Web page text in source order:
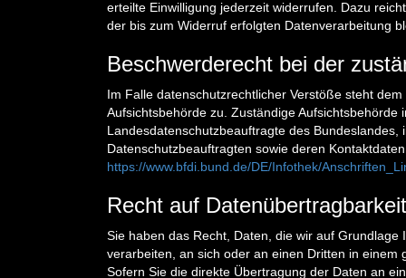
erteilte Einwilligung jederzeit widerrufen. Dazu
der bis zum Widerruf erfolgten Datenverarbeitung
Beschwerderecht bei der
Im Falle datenschutzrechtlicher Verstöße steht
Aufsichtsbehörde zu. Zuständige
Landesdatenschutzbeauftragte des
Datenschutzbeauftragten sowie deren
https://www.bfdi.bund.de/DE/Infothek/
Recht auf Datenübertragbarkeit
Sie haben das Recht, Daten, die wir auf
verarbeiten, an sich oder an einen Dritten in
Sofern Sie die direkte Übertragung der Daten an